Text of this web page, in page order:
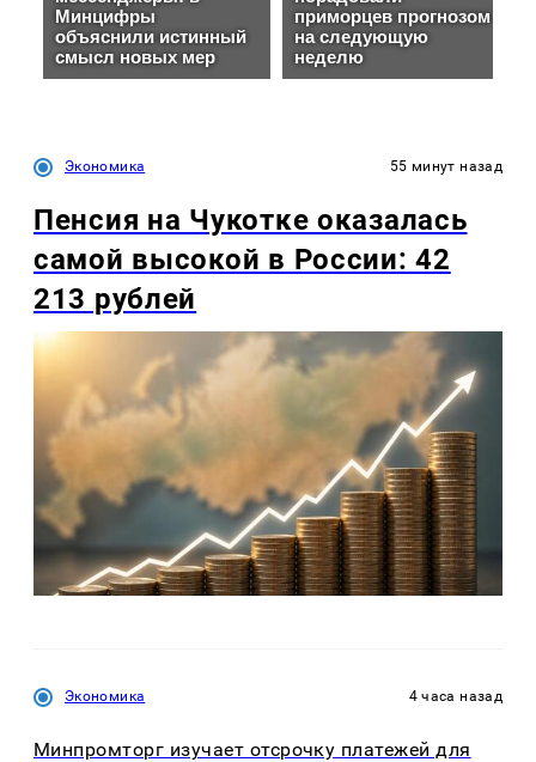
Экономика 55 минут назад
Пенсия на Чукотке оказалась
самой высокой в России: 42
213 рублей
Экономика 4 часа назад
Минпромторг изучает отсрочку платежей для